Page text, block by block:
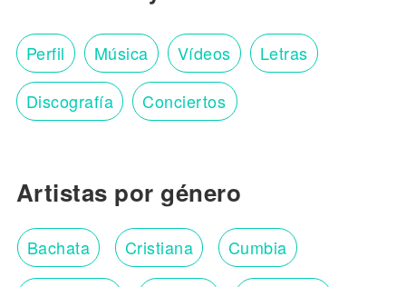
Perfil Música Vídeos Letras
Discografía Conciertos
Artistas por género
Bachata Cristiana Cumbia